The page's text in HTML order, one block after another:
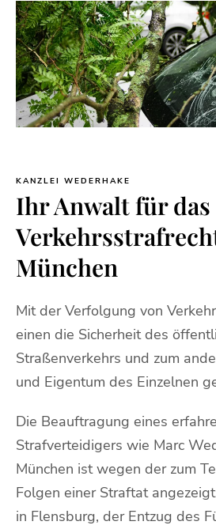
KANZLEI WEDERHAKE
Ihr Anwalt für das
München
Mit der Verfolgung von
einen die Sicherheit des
Straßenverkehrs und zum
und Eigentum des Einzelnen
Die Beauftragung eines
Strafverteidigers wie Marc
München ist wegen der zum
Folgen einer Straftat
in Flensburg, der Entzug des